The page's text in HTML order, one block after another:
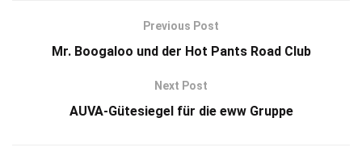
Previous Post
Mr. Boogaloo und der Hot Pants Road Club
Next Post
AUVA-Gütesiegel für die eww Gruppe